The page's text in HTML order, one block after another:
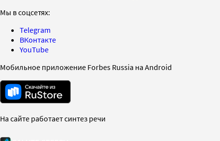
Мы в соцсетях:
Telegram
ВКонтакте
YouTube
Мобильное приложение Forbes Russia на Android
На сайте работает синтез речи